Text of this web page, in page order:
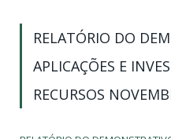
RELATÓRIO DO
APLICAÇÕES E
RECURSOS